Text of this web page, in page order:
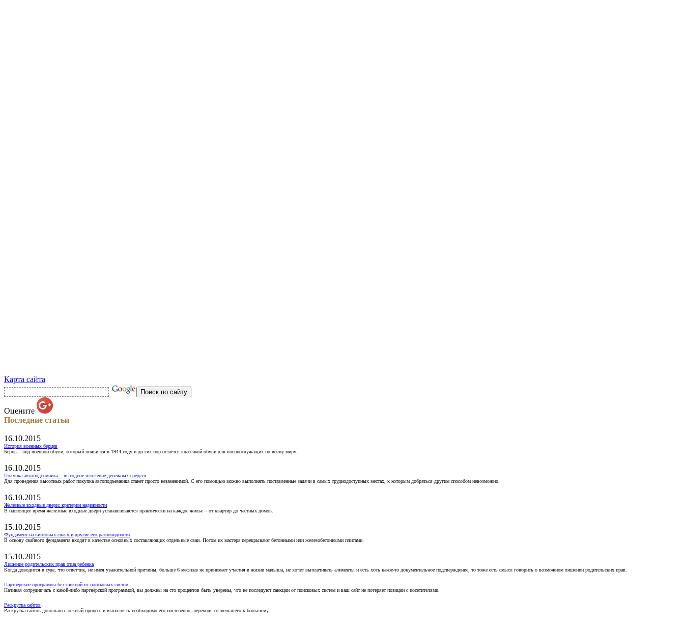
Карта сайта
Оцените
Последние статьи
16.10.2015
История военных берцев
Берцы - вид военной обуви, который появился в 1944 году и до сих пор остаётся классикой обуви для военнослужащих по всему миру.
16.10.2015
Покупка автоподъемника – выгодное вложение денежных средств
Для проведения высотных работ покупка автоподъемника станет просто незаменимой. С его помощью можно выполнять поставленные задачи в самых труднодоступных местах, к которым добраться другим способом невозможно.
16.10.2015
Железные входные двери: критерии надежности
В настоящее время железные входные двери устанавливаются практически на каждое жилье – от квартир до частных домов.
15.10.2015
Фундамент на винтовых сваях и другие его разновидности
В основу свайного фундамента входят в качестве основных составляющих отдельные сваи. Потом их мастера перекрывают бетонными или железобетонными плитами.
15.10.2015
Лишение родительских прав отца ребенка
Когда доводится в суде, что ответчик, не имея уважительной причины, больше 6 месяцев не принимает участия в жизни малыша, не хочет выплачивать алименты и есть хоть какое-то документальное подтверждение, то тоже есть смысл говорить о возможном лишении родительских прав.
Партнёрские программы без санкций от поисковых систем
Начиная сотрудничать с какой-либо партнёрской программой, вы должны на сто процентов быть уверены, что не последуют санкции от поисковых систем и ваш сайт не потеряет позиции с посетителями.
Раскрутка сайтов
Раскрутка сайтов довольно сложный процесс и выполнять необходимо его постепенно, переходя от меньшего к большему.